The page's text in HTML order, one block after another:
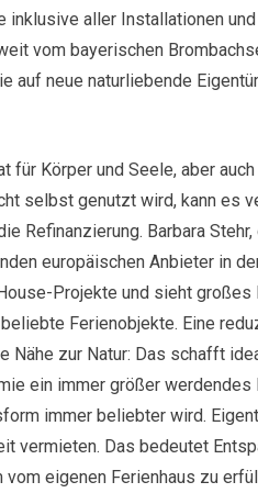
inklusive aller Installationen
vom bayerischen
auf neue naturliebende
Körper und Seele, aber
selbst genutzt wird, kann es
Refinanzierung. Barbara
europäischen Anbieter in
Projekte und sieht
Ferienobjekte. Eine
zur Natur: Das schafft
ein immer größer werdendes
immer beliebter wird.
vermieten. Das bedeutet
eigenen Ferienhaus zu